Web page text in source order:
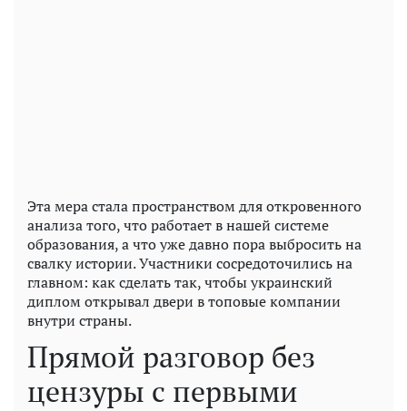
Эта мера стала пространством для откровенного
анализа того, что работает в нашей системе
образования, а что уже давно пора выбросить на
свалку истории. Участники сосредоточились на
главном: как сделать так, чтобы украинский
диплом открывал двери в топовые компании
внутри страны.
Прямой разговор без
цензуры с первыми